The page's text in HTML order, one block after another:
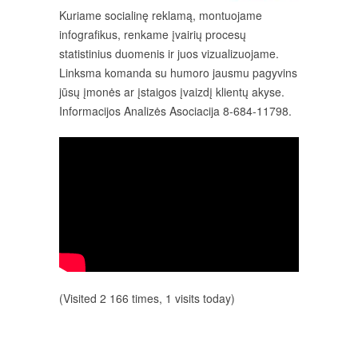
Kuriame socialinę reklamą, montuojame
infografikus, renkame įvairių procesų
statistinius duomenis ir juos vizualizuojame.
Linksma komanda su humoro jausmu pagyvins
jūsų įmonės ar įstaigos įvaizdį klientų akyse.
Informacijos Analizės Asociacija 8-684-11798.
(Visited 2 166 times, 1 visits today)